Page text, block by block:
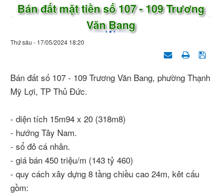
Bán đất mặt tiền số 107 - 109 Trương
Văn Bang
Thứ sáu - 17/05/2024 18:20
Bán đất số 107 - 109 Trương Văn Bang, phường Thạnh
Mỹ Lợi, TP Thủ Đức.
- diện tích 15m94 x 20 (318m8)
- hướng Tây Nam.
- sổ đỏ cá nhân.
- giá bán 450 triệu/m (143 tỷ 460)
- quy cách xây dựng 8 tầng chiều cao 24m, kêt cấu
gồm: